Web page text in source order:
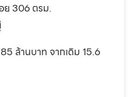
ย 306 ตรม.
ล้านบาท จากเดิม 15.6